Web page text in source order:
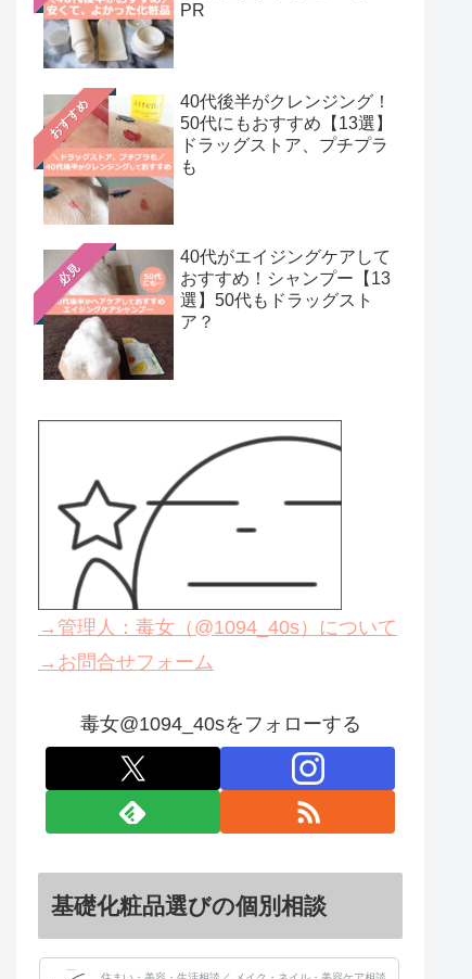
PR
おすすめ
40代後半がクレンジング！
50代にもおすすめ【13選】
ドラッグストア、プチプラ
も
必見
40代がエイジングケアして
おすすめ！シャンプー【13
選】50代もドラッグスト
ア？
→管理人：毒女（@1094_40s）について
→お問合せフォーム
毒女@1094_40sをフォローする
基礎化粧品選びの個別相談